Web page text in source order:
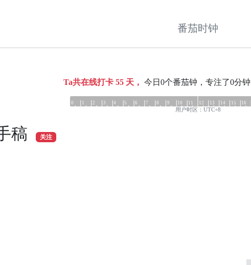
番茄时钟
Ta共在线打卡55 天， 今日0个番茄钟，专注了0分钟
0 1 2 3 4 5 6 7 8 9 10 11 12 13 14 15 16
用户时区：UTC+8
稿 关注